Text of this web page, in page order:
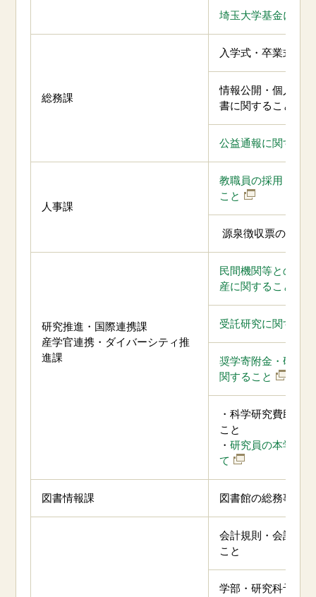
埼玉大学基金に関
総務課
入学式・卒業式に
情報公開・個人情
書に関すること
公益通報に関する
人事課
教職員の採用・異
こと
源泉徴収票の発行
研究推進・国際連携課
産学官連携・ダイバーシティ推
進課
民間機関等との共
産に関すること
受託研究に関する
奨学寄附金・研究
関すること
・科学研究費助成
こと
・研究員の本学へ
て
図書情報課 図書館の総務事務
会計規則・会計ル
こと
学部・研究科予算